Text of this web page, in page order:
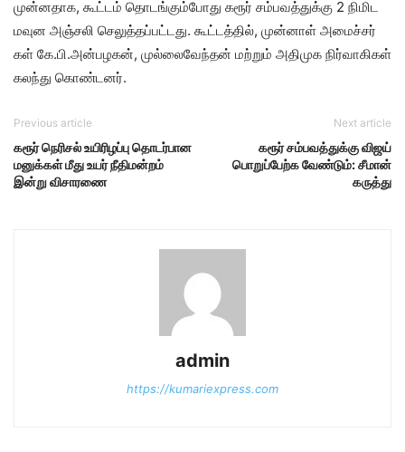
முன்​ன​தாக, கூட்​டம் தொடங்​கும்​போது கரூர் சம்​பவத்​துக்கு 2 நிமிட
மவுன அஞ்​சலி செலுத்​தப்​பட்​டது. கூட்​டத்​தில், முன்​னாள் அமைச்​சர்​
கள் கே.பி.அன்​பழகன், முல்​லை​வேந்​தன் மற்​றும் அதி​முக நிர்​வாகி​கள்
கலந்​து​ கொண்​டனர்.
Previous article
கரூர் நெரிசல் உயிரிழப்பு தொடர்பான
மனுக்கள் மீது உயர் நீதிமன்றம்
இன்று விசாரணை
Next article
கரூர் சம்பவத்துக்கு விஜய்
பொறுப்பேற்க வேண்டும்: சீமான்
கருத்து
admin
https://kumariexpress.com